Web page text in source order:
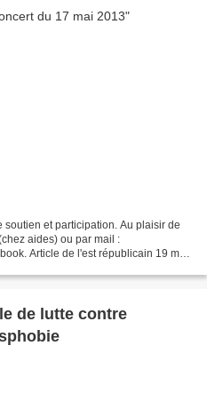
soutien et participation. Au plaisir de
aides) ou par mail :
Article de l'est républicain 19 mai
de lutte contre